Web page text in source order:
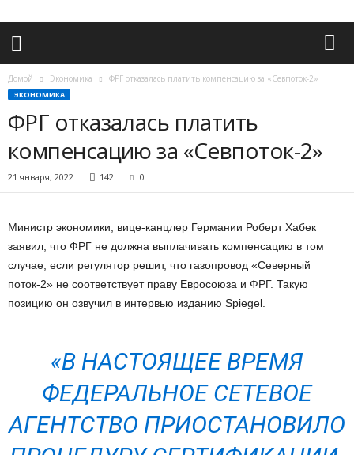
ж
Домой Экономика ФРГ отказалась платить компенсацию за «Севпоток-2»
ЭКОНОМИКА
ФРГ отказалась платить
компенсацию за «Севпоток-2»
21 января, 2022 142 0
Министр экономики, вице-канцлер Германии Роберт Хабек
заявил, что ФРГ не должна выплачивать компенсацию в том
случае, если регулятор решит, что газопровод «Северный
поток-2» не соответствует праву Евросоюза и ФРГ. Такую
позицию он озвучил в интервью изданию Spiegel.
«В НАСТОЯЩЕЕ ВРЕМЯ
ФЕДЕРАЛЬНОЕ СЕТЕВОЕ
АГЕНТСТВО ПРИОСТАНОВИЛО